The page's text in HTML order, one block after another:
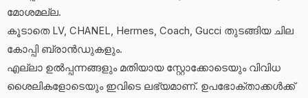
മോശമല്ല.
കൂടാതെ LV, CHANEL, Hermes, Coach, Gucci തുടങ്ങിയ ചില
കോപ്പി ബ്രാൻഡുകളും.
എല്ലാ ഉൽപ്പന്നങ്ങളും മതിയായ സ്റ്റോക്കോടെയും വിവിധ
ശൈലികളോടെയും ഇവിടെ ലഭ്യമാണ്. ഉപഭോക്താക്കൾക്ക്